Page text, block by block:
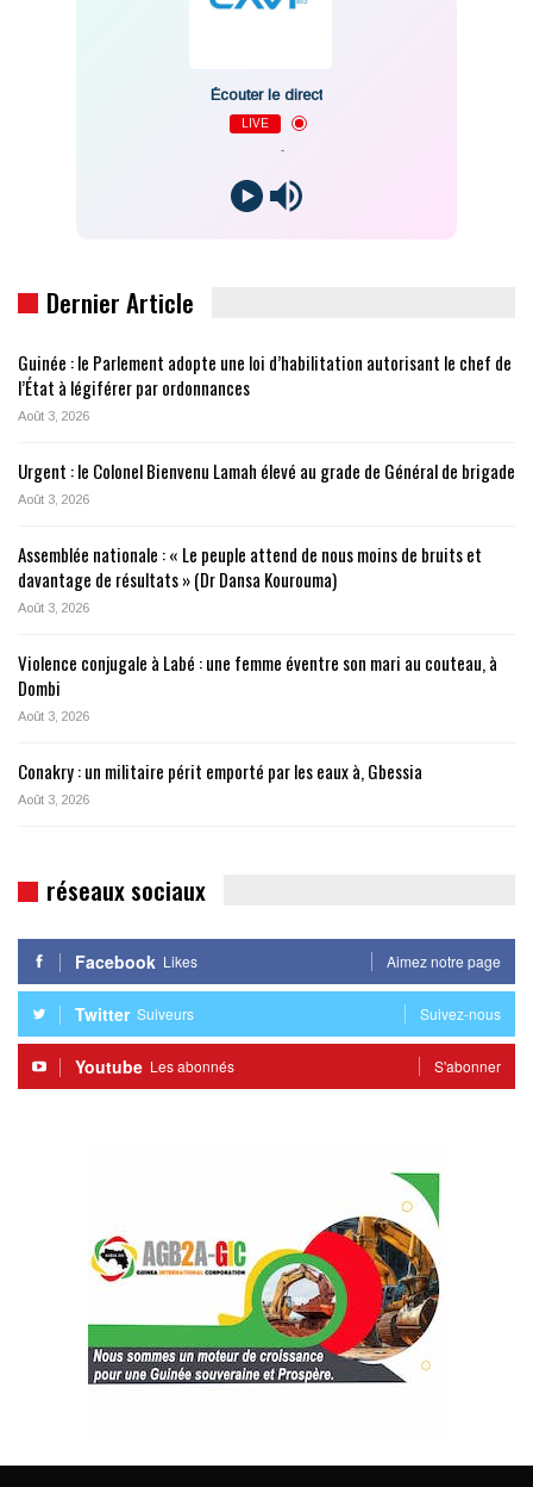
Écouter le direct
LIVE
Dernier Article
Guinée : le Parlement adopte une loi d’habilitation autorisant le chef de
l’État à légiférer par ordonnances
Août 3, 2026
Urgent : le Colonel Bienvenu Lamah élevé au grade de Général de brigade
Août 3, 2026
Assemblée nationale : « Le peuple attend de nous moins de bruits et
davantage de résultats » (Dr Dansa Kourouma)
Août 3, 2026
Violence conjugale à Labé : une femme éventre son mari au couteau, à
Dombi
Août 3, 2026
Conakry : un militaire périt emporté par les eaux à, Gbessia
Août 3, 2026
réseaux sociaux
Facebook Likes Aimez notre page
Twitter Suiveurs Suivez-nous
Youtube Les abonnés S'abonner